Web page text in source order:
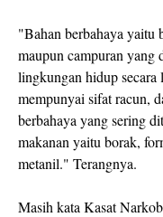
"Bahan berbahaya yaitu
maupun campuran yang
lingkungan hidup secara
mempunyai sifat racun,
berbahaya yang sering
makanan yaitu borak,
metanil." Terangnya.
Masih kata Kasat